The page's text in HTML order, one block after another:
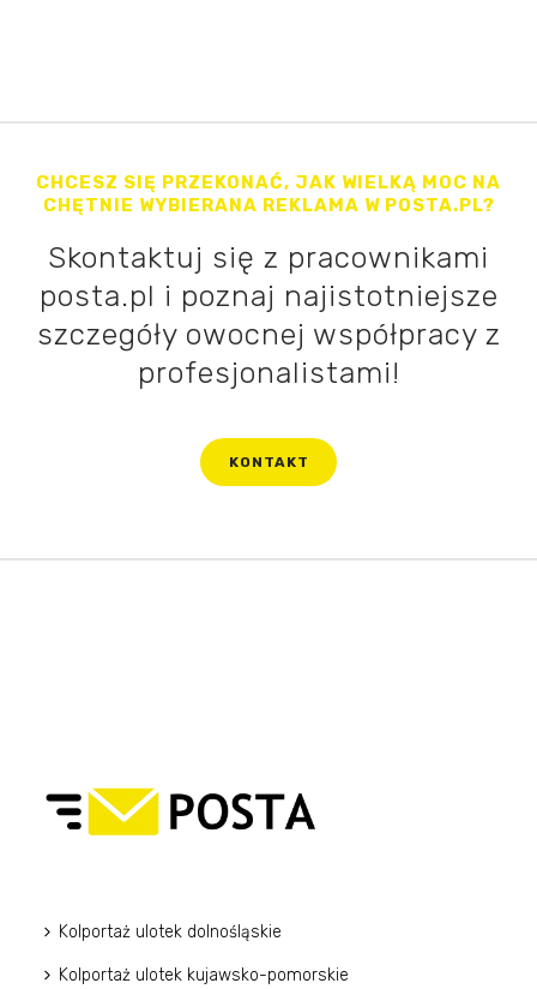
CHCESZ SIĘ PRZEKONAĆ, JAK WIELKĄ MOC NA
CHĘTNIE WYBIERANA REKLAMA W POSTA.PL?
Skontaktuj się z pracownikami
posta.pl i poznaj najistotniejsze
szczegóły owocnej współpracy z
profesjonalistami!
KONTAKT
Kolportaż ulotek dolnośląskie
Kolportaż ulotek kujawsko-pomorskie